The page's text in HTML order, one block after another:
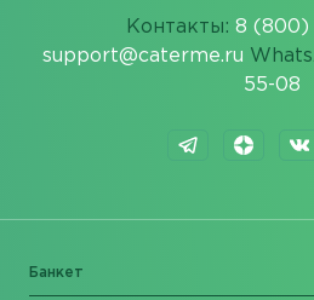
Контакты: 8 (800)
support@caterme.ru
55-08
Банкет